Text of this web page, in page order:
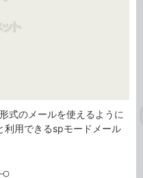
式のメールを使えるように
利用できるspモードメール